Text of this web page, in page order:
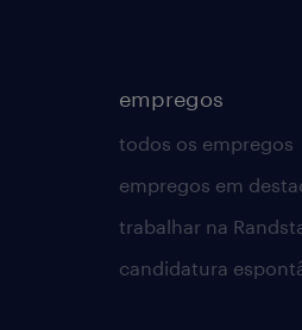
empregos
todos os empregos
empregos em
trabalhar na
candidatura